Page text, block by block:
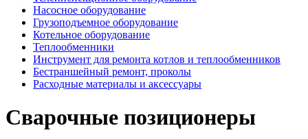
Насосное оборудование
Грузоподъемное оборудование
Котельное оборудование
Теплообменники
Инструмент для ремонта котлов и теплообменников
Бестраншейный ремонт, проколы
Расходные материалы и аксессуары
Сварочные позиционеры